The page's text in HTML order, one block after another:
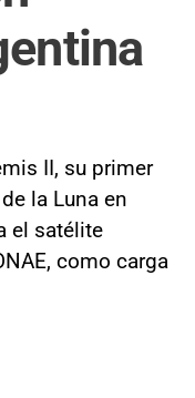
II, su primer
la Luna en
el satélite
como carga